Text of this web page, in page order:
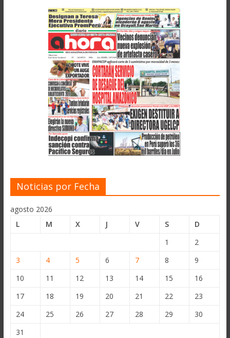
Noticias por Fecha
agosto 2026
L
M X J V S
D
1
2
3
4 5 6 7 8
9
10
11 12 13 14 15
16
17
18 19 20 21 22
23
24
25 26 27 28 29
30
31